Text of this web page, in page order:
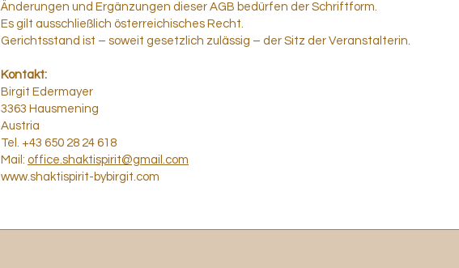
Änderungen und Ergänzungen dieser AGB bedürfen der Schriftform.
Es gilt ausschließlich österreichisches Recht.
Gerichtsstand ist – soweit gesetzlich zulässig – der Sitz der Veranstalterin.
Kontakt:
Birgit Edermayer
3363 Hausmening
Austria
Tel. +43 650 28 24 618
Mail: office.shaktispirit@gmail.com
www.shaktispirit-bybirgit.com